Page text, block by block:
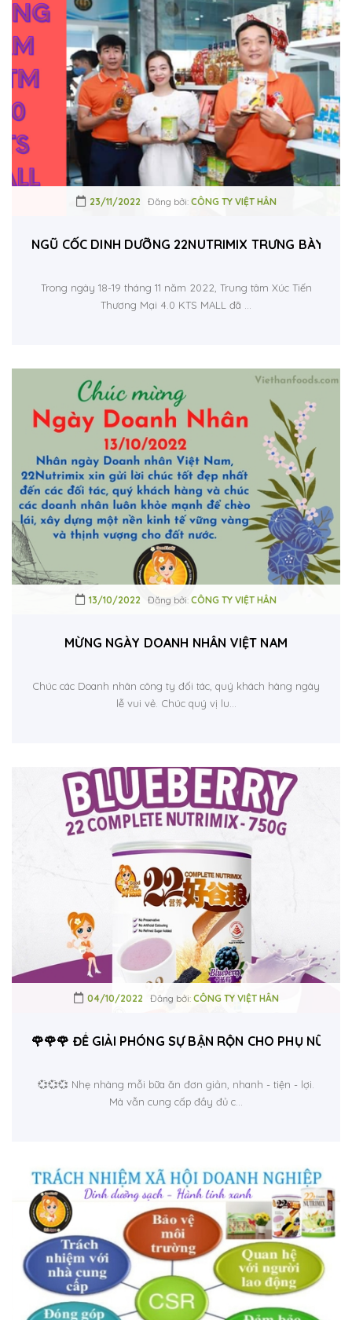
23/11/2022 Đăng bởi: CÔNG TY VIỆT HÂN
NGŨ CỐC DINH DƯỠNG 22NUTRIMIX TRƯNG BÀY
Trong ngày 18-19 tháng 11 năm 2022, Trung tâm Xúc Tiến
Thương Mại 4.0 KTS MALL đã ...
13/10/2022 Đăng bởi: CÔNG TY VIỆT HÂN
MỪNG NGÀY DOANH NHÂN VIỆT NAM
Chúc các Doanh nhân công ty đối tác, quý khách hàng ngày
lễ vui vẻ. Chúc quý vị lu...
04/10/2022 Đăng bởi: CÔNG TY VIỆT HÂN
🌹🌹🌹 ĐỂ GIẢI PHÓNG SỰ BẬN RỘN CHO PHỤ NỮ,
💞💞💞 Nhẹ nhàng mỗi bữa ăn đơn giản, nhanh - tiện - lợi.
Mà vẫn cung cấp đầy đủ c...